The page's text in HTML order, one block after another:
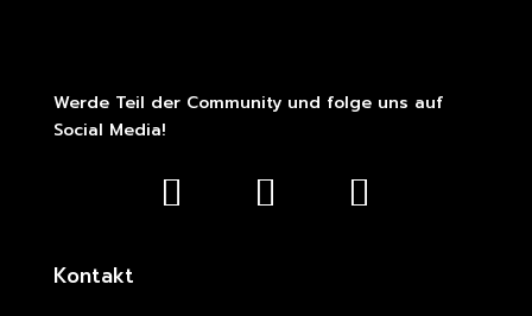
Werde Teil der Community und folge uns auf
Social Media!
Kontakt